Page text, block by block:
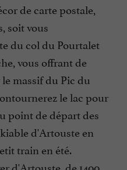
de carte postale,
soit vous
du col du Pourtalet
vous offrant de
massif du Pic du
le lac pour
point de départ des
d'Artouste en
train en été.